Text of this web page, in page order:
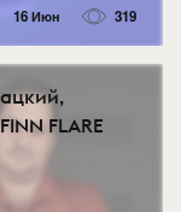
16 Июн 319
FLARE